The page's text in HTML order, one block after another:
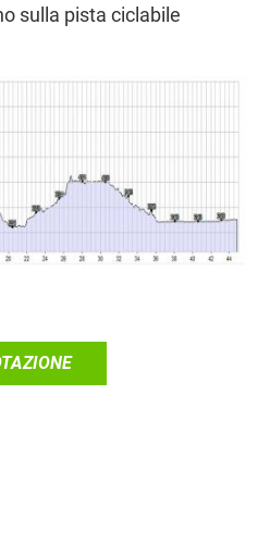
sulla pista ciclabile